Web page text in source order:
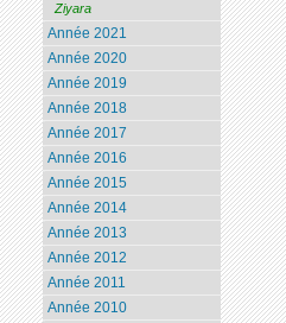
Ziyara
Année 2021
Année 2020
Année 2019
Année 2018
Année 2017
Année 2016
Année 2015
Année 2014
Année 2013
Année 2012
Année 2011
Année 2010